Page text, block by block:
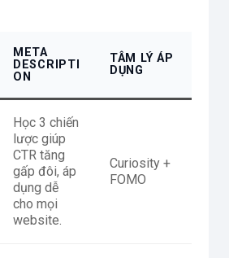
META
DESCRIPTI
ON
TÂM LÝ ÁP
DỤNG
Học 3 chiến
lược giúp
CTR tăng
gấp đôi, áp
dụng dễ
cho mọi
website.
Curiosity +
FOMO